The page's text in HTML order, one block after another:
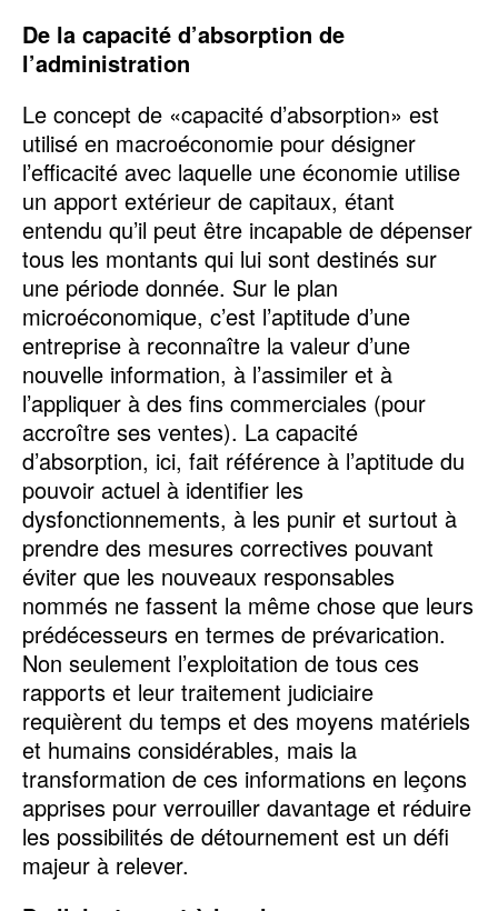
De la capacité d’absorption de
l’administration
Le concept de «capacité d’absorption» est
utilisé en macroéconomie pour désigner
l’efficacité avec laquelle une économie utilise
un apport extérieur de capitaux, étant
entendu qu’il peut être incapable de dépenser
tous les montants qui lui sont destinés sur
une période donnée. Sur le plan
microéconomique, c’est l’aptitude d’une
entreprise à reconnaître la valeur d’une
nouvelle information, à l’assimiler et à
l’appliquer à des fins commerciales (pour
accroître ses ventes). La capacité
d’absorption, ici, fait référence à l’aptitude du
pouvoir actuel à identifier les
dysfonctionnements, à les punir et surtout à
prendre des mesures correctives pouvant
éviter que les nouveaux responsables
nommés ne fassent la même chose que leurs
prédécesseurs en termes de prévarication.
Non seulement l’exploitation de tous ces
rapports et leur traitement judiciaire
requièrent du temps et des moyens matériels
et humains considérables, mais la
transformation de ces informations en leçons
apprises pour verrouiller davantage et réduire
les possibilités de détournement est un défi
majeur à relever.